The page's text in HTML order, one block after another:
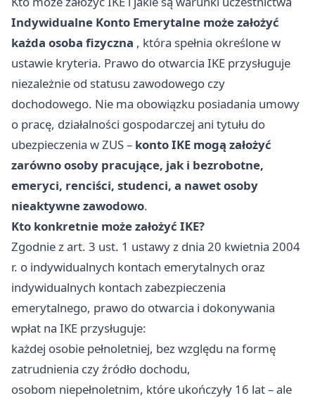
Indywidualne Konto Emerytalne może założyć
każda osoba fizyczna , która spełnia określone w
ustawie kryteria. Prawo do otwarcia IKE przysługuje
niezależnie od statusu zawodowego czy
dochodowego. Nie ma obowiązku posiadania umowy
o pracę, działalności gospodarczej ani tytułu do
ubezpieczenia w ZUS – konto IKE mogą założyć
zarówno osoby pracujące, jak i bezrobotne,
emeryci, renciści, studenci, a nawet osoby
nieaktywne zawodowo.
Kto konkretnie może założyć IKE?
Zgodnie z art. 3 ust. 1 ustawy z dnia 20 kwietnia 2004
r. o indywidualnych kontach emerytalnych oraz
indywidualnych kontach zabezpieczenia
emerytalnego, prawo do otwarcia i dokonywania
wpłat na IKE przysługuje:
każdej osobie pełnoletniej, bez względu na formę
zatrudnienia czy źródło dochodu,
osobom niepełnoletnim, które ukończyły 16 lat – ale